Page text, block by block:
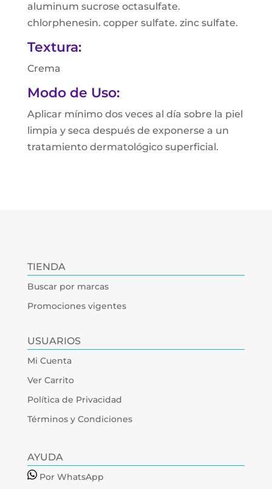
aluminum sucrose octasulfate.
chlorphenesin. copper sulfate. zinc sulfate.
Textura:
Crema
Modo de Uso:
Aplicar mínimo dos veces al día sobre la piel
limpia y seca después de exponerse a un
tratamiento dermatológico superficial.
TIENDA
Buscar por marcas
Promociones vigentes
USUARIOS
Mi Cuenta
Ver Carrito
Política de Privacidad
Términos y Condiciones
AYUDA
Por WhatsApp